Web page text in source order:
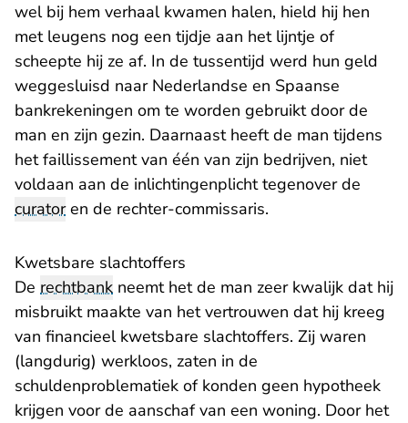
wel bij hem verhaal kwamen halen, hield hij hen
met leugens nog een tijdje aan het lijntje of
scheepte hij ze af. In de tussentijd werd hun geld
weggesluisd naar Nederlandse en Spaanse
bankrekeningen om te worden gebruikt door de
man en zijn gezin. Daarnaast heeft de man tijdens
het faillissement van één van zijn bedrijven, niet
voldaan aan de inlichtingenplicht tegenover de
curatoren de rechter-commissaris.
Kwetsbare slachtoffers
De rechtbank neemt het de man zeer kwalijk dat hij
misbruikt maakte van het vertrouwen dat hij kreeg
van financieel kwetsbare slachtoffers. Zij waren
(langdurig) werkloos, zaten in de
schuldenproblematiek of konden geen hypotheek
krijgen voor de aanschaf van een woning. Door het